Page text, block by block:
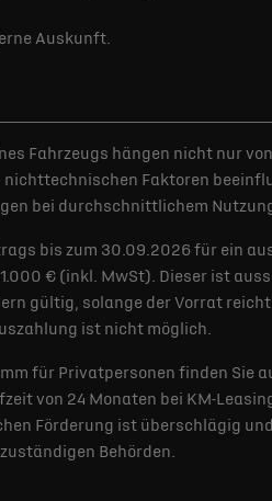
Auskunft.
Fahrzeugs hängen nicht nur
nichttechnischen Faktoren
bei durchschnittlichem
bis zum 30.09.2026 für ein
1.000 € (inkl. MwSt). Dieser ist
gültig, solange der Vorrat
ist nicht möglich.
für Privatpersonen finden Sie
von 24 Monaten bei KM-
Förderung ist überschlägig
Behörden.